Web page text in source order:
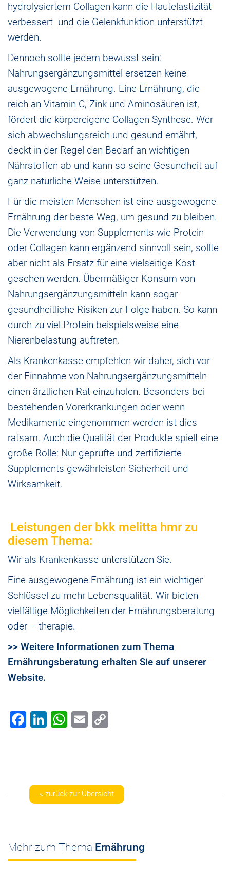
hydrolysiertem Collagen kann die Hautelastizität
verbessert und die Gelenkfunktion unterstützt
werden.
Dennoch sollte jedem bewusst sein:
Nahrungsergänzungsmittel ersetzen keine
ausgewogene Ernährung. Eine Ernährung, die
reich an Vitamin C, Zink und Aminosäuren ist,
fördert die körpereigene Collagen-Synthese. Wer
sich abwechslungsreich und gesund ernährt,
deckt in der Regel den Bedarf an wichtigen
Nährstoffen ab und kann so seine Gesundheit auf
ganz natürliche Weise unterstützen.
Für die meisten Menschen ist eine ausgewogene
Ernährung der beste Weg, um gesund zu bleiben.
Die Verwendung von Supplements wie Protein
oder Collagen kann ergänzend sinnvoll sein, sollte
aber nicht als Ersatz für eine vielseitige Kost
gesehen werden. Übermäßiger Konsum von
Nahrungsergänzungsmitteln kann sogar
gesundheitliche Risiken zur Folge haben. So kann
durch zu viel Protein beispielsweise eine
Nierenbelastung auftreten.
Als Krankenkasse empfehlen wir daher, sich vor
der Einnahme von Nahrungsergänzungsmitteln
einen ärztlichen Rat einzuholen. Besonders bei
bestehenden Vorerkrankungen oder wenn
Medikamente eingenommen werden ist dies
ratsam. Auch die Qualität der Produkte spielt eine
große Rolle: Nur geprüfte und zertifizierte
Supplements gewährleisten Sicherheit und
Wirksamkeit.
Leistungen der bkk melitta hmr zu
diesem Thema:
Wir als Krankenkasse unterstützen Sie.
Eine ausgewogene Ernährung ist ein wichtiger
Schlüssel zu mehr Lebensqualität. Wir bieten
vielfältige Möglichkeiten der Ernährungsberatung
oder – therapie.
>> Weitere Informationen zum Thema
Ernährungsberatung erhalten Sie auf unserer
Website.
Facebook
LinkedIn
WhatsApp
Email
« zurück zur Übersicht
Mehr zum Thema Ernährung